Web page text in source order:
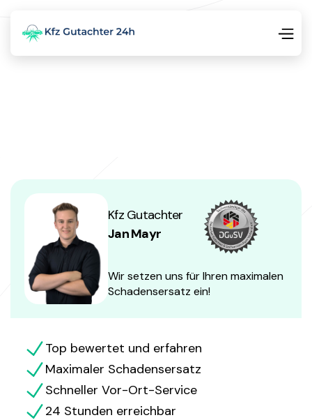
Kfz Gutachter
Jan Mayr
Wir setzen uns für Ihren maximalen
Schadensersatz ein!
Top bewertet und erfahren
Maximaler Schadensersatz
Schneller Vor-Ort-Service
24 Stunden erreichbar